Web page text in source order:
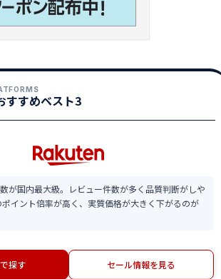
すすめベスト3
が国内最大級。レビュー件数が多く品質判断がしや
イント倍率が高く、実質価格が大きく下がるのが
探す セール情報を見る